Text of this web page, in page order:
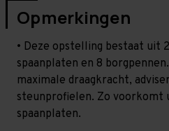
Opmerkingen
• Deze opstelling bestaat uit
spaanplaten en 8
maximale draagkracht,
steunprofielen. Zo voorkomt
spaanplaten.